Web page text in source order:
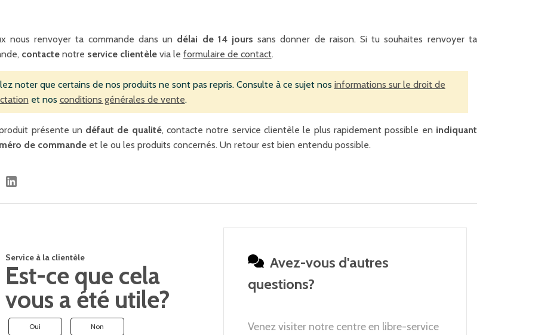
nous renvoyer ta commande dans un délai de 14 jours sans donner de raison. Si tu souhaites renvoyer ta
contactenotre service clientèlevia le formulaire de contact.
noter que certains de nos produits ne sont pas repris. Consulte à ce sujet nos informations sur le droit de
et nos conditions générales de vente.
présente un défaut de qualité, contacte notre service clientèle le plus rapidement possible en indiquant
de commandeet le ou les produits concernés. Un retour est bien entendu possible.
Service à la clientèle
Est-ce que cela
vous a été utile?
Oui Non
Avez-vous d'autres
questions?
Venez visiter notre centre en libre-service